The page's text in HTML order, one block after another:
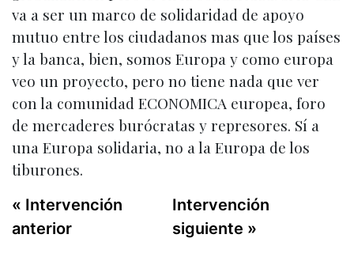
va a ser un marco de solidaridad de apoyo
mutuo entre los ciudadanos mas que los países
y la banca, bien, somos Europa y como europa
veo un proyecto, pero no tiene nada que ver
con la comunidad ECONOMICA europea, foro
de mercaderes burócratas y represores. Sí a
una Europa solidaria, no a la Europa de los
tiburones.
« Intervención
anterior
Intervención
siguiente »